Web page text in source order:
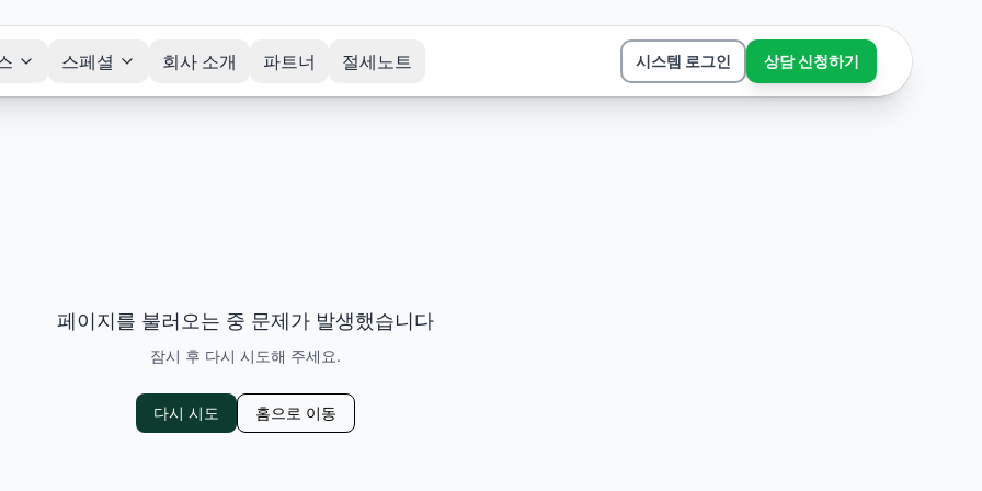
스페셜 회사 소개 파트너 절세노트 시스템 로그인 상담 신청하기
페이지를 불러오는 중 문제가 발생했습니다
잠시 후 다시 시도해 주세요.
다시 시도 홈으로 이동